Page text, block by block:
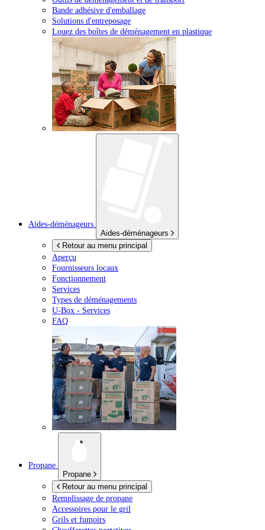
Bande adhésive d'emballage
Solutions d'entreposage
Louez des boîtes de déménagement en plastique
Aides-déménageurs
Aides-déménageurs
Retour au menu principal
Aperçu
Fournisseurs locaux
Fonctionnement
Services
Types de déménagements
U-Box - Services
FAQ
Propane
Propane
Retour au menu principal
Remplissage de propane
Accessoires pour le gril
Grils et fumoirs